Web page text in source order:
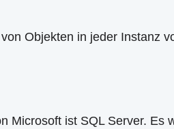
Objekten in jeder Instanz
Microsoft ist SQL Server. Es